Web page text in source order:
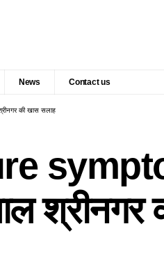
News Contact us
की खास सलाह
श्रीनगर